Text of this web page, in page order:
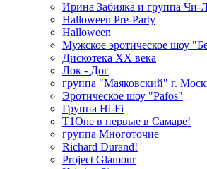
Ирина Забияка и группа Чи-
Halloween Pre-Party
Halloween
Мужское эротическое шоу
Дискотека ХХ века
Лок - Дог
группа "Маяковский" г.
Эротическое шоу "Pafos"
Группа Hi-Fi
T1One в первые в Самаре!
группа Многоточие
Richard Durand!
Project Glamour